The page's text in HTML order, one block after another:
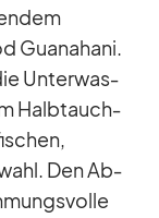
Gua­nahani.
Un­ter­was­
Halb­tauch­
Den Ab­